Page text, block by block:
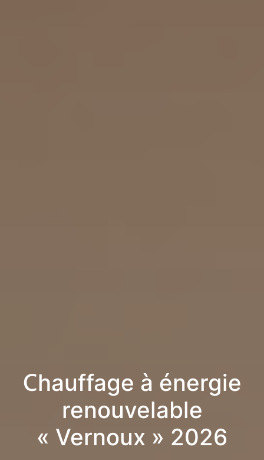
Chauffage à énergie
renouvelable
« Vernoux » 2026